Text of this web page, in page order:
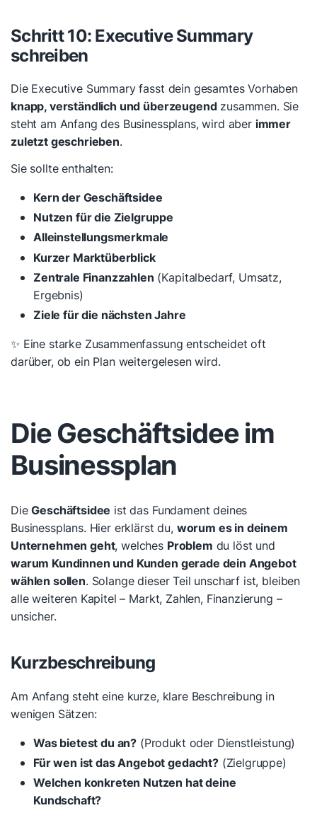
Schritt 10: Executive Summary
schreiben
Die Executive Summary fasst dein gesamtes Vorhaben
knapp, verständlich und überzeugendzusammen. Sie
steht am Anfang des Businessplans, wird aber immer
zuletzt geschrieben.
Sie sollte enthalten:
Kern der Geschäftsidee
Nutzen für die Zielgruppe
Alleinstellungsmerkmale
Kurzer Marktüberblick
Zentrale Finanzzahlen (Kapitalbedarf, Umsatz,
Ergebnis)
Ziele für die nächsten Jahre
✨ Eine starke Zusammenfassung entscheidet oft
darüber, ob ein Plan weitergelesen wird.
Die Geschäftsidee im
Businessplan
DieGeschäftsidee ist das Fundament deines
Businessplans. Hier erklärst du, worum es in deinem
Unternehmen geht, welches Problem du löst und
warum Kundinnen und Kunden gerade dein Angebot
wählen sollen. Solange dieser Teil unscharf ist, bleiben
alle weiteren Kapitel – Markt, Zahlen, Finanzierung –
unsicher.
Kurzbeschreibung
Am Anfang steht eine kurze, klare Beschreibung in
wenigen Sätzen:
Was bietest du an? (Produkt oder Dienstleistung)
Für wen ist das Angebot gedacht?(Zielgruppe)
Welchen konkreten Nutzen hat deine
Kundschaft?